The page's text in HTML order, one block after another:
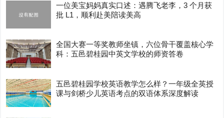
一位美宝妈妈真实口述：遇腾飞老李，3 个月获
批 L1，顺利赴美陪读美高
全国大赛一等奖教师坐镇，六位骨干覆盖核心学
科：五邑碧桂园中英文学校的师资答卷
五邑碧桂园学校英语教学怎么样？一年级全英授
课与剑桥少儿英语考点的双语体系深度解读